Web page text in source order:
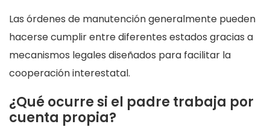
Las órdenes de manutención generalmente pueden
hacerse cumplir entre diferentes estados gracias a
mecanismos legales diseñados para facilitar la
cooperación interestatal.
¿Qué ocurre si el padre trabaja por
cuenta propia?